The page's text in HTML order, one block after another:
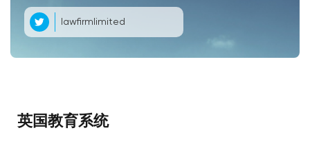
lawfirmlimited
英国教育系统